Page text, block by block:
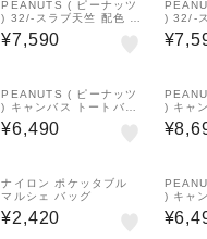
おすすめ
PEANUTS ( ピーナッツ
) 32/-スラブ天竺 配色 ワ
イド Tシャツ
¥7,590
おすすめ
) 32/-スラブ天竺 ライン
入り 7
Tシャ
おすすめ
PEANUTS ( ピーナッツ
) キャンバス トートバッ
グ
¥6,490
) キャンバス ビッグ トー
トバッ
ナイロン ポケッタブル
マルシェ バッグ
¥2,420
) キャンバス トートバッ
グ